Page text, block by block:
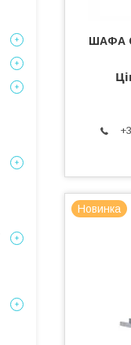
ШАФА
Новинка